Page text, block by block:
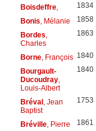
Boisdeffre, 1834
Bonis , Mélanie 1858
Bordes
Charles
1863
Borne, François 1840
Bourgault-
Ducoudray,
Louis-Albert
1840
Bréval, Jean
Baptist
1753
Bréville, Pierre 1861